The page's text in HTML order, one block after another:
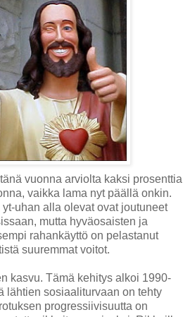
vuonna arviolta kaksi prosenttia
vaikka lama nyt päällä onkin.
uhan alla olevat ovat joutuneet
mutta hyväosaisten ja
rahankäyttö on pelastanut
suuremmat voitot.
kasvu. Tämä kehitys alkoi 1990-
lähtien sosiaaliturvaan on tehty
progressiivisuutta on